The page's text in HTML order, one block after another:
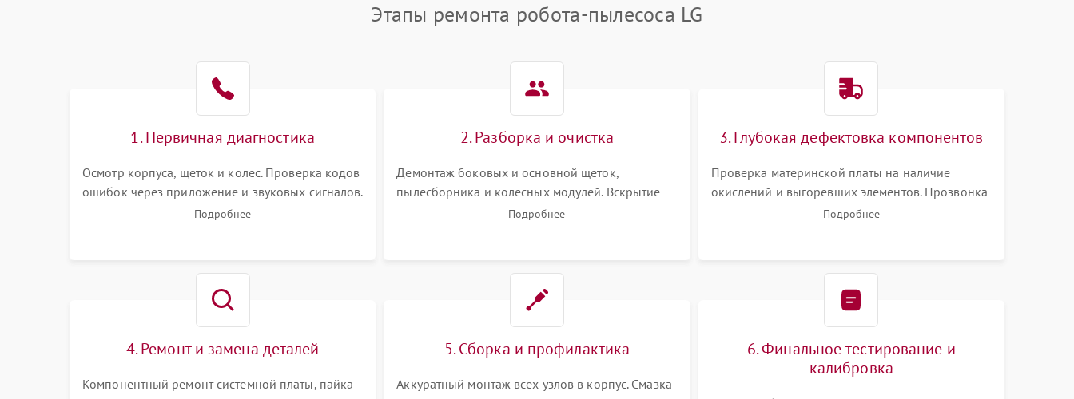
Программные сбои
Этапы ремонта робота-пылесоса LG
1. Первичная диагностика
Осмотр корпуса, щеток и колес. Проверка кодов
ошибок через приложение и звуковых сигналов.
Замер емкости аккумулятора и тестирование
Подробнее
2. Разборка и очистка
Демонтаж боковых и основной щеток,
пылесборника и колесных модулей. Вскрытие
корпуса робота. Тщательная очистка внутренних
Подробнее
3. Глубокая дефектовка компонентов
Проверка материнской платы на наличие
окислений и выгоревших элементов. Прозвонка
цепей питания, тестирование приводных
Подробнее
4. Ремонт и замена деталей
Компонентный ремонт системной платы, пайка
5. Сборка и профилактика
Аккуратный монтаж всех узлов в корпус. Смазка
6. Финальное тестирование и
калибровка